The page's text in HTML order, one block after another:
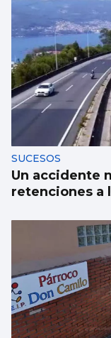
SUCESOS
Un accidente
retenciones a